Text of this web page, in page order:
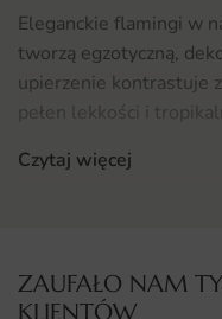
Eleganckie flamingi w
tworzą egzotyczną,
upierzenie kontrastuje
pełen lekkości i
To wzór, który
Gdzie sprawdzi się
Czytaj więcej
ZAUFAŁO NAM
KLIENTÓW